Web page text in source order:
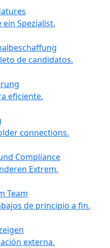
ein Spezialist.
de candidatos.
eficiente.
connections.
Compliance
Extrem.
Team
de principio a fin.
externa.